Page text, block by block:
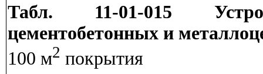
Табл. 11-01-015
цементобетонных и
100 м2 покрытия